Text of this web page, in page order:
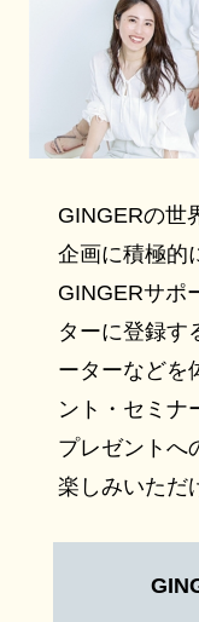
GINGERの世
企画に積極的
GINGERサポ
ターに登録す
ーターなどを
ント・セミナ
プレゼントへ
楽しみいただ